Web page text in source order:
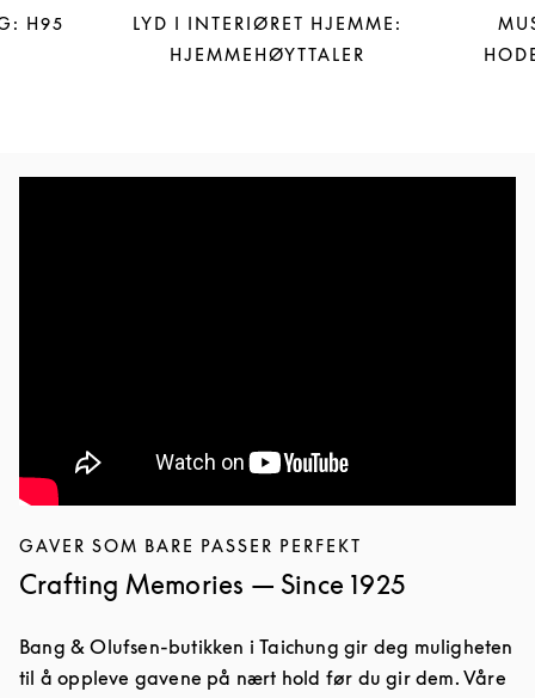
H95
LYD I INTERIØRET HJEMME:
HJEMMEHØYTTALER
GAVER SOM BARE PASSER PERFEKT
Crafting Memories — Since 1925
Bang & Olufsen-butikken i Taichung gir deg muligheten
til å oppleve gavene på nært hold før du gir dem. Våre